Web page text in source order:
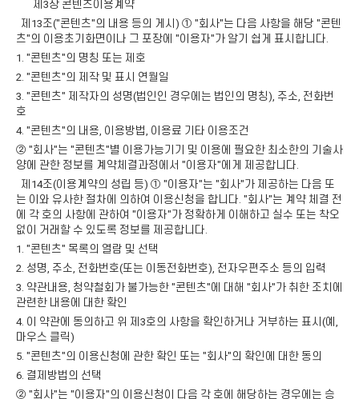
제3장 콘텐츠이용계약
제13조("콘텐츠"의 내용 등의 게시) ① "회사"는 다음 사항을 해당 "콘텐
츠"의 이용초기화면이나 그 포장에 "이용자"가 알기 쉽게 표시합니다.
1. "콘텐츠"의 명칭 또는 제호
2. "콘텐츠"의 제작 및 표시 연월일
3. "콘텐츠" 제작자의 성명(법인인 경우에는 법인의 명칭), 주소, 전화번
호
4. "콘텐츠"의 내용, 이용방법, 이용료 기타 이용조건
② "회사"는 "콘텐츠"별 이용가능기기 및 이용에 필요한 최소한의 기술사
양에 관한 정보를 계약체결과정에서 "이용자"에게 제공합니다.
제14조(이용계약의 성립 등) ① "이용자"는 "회사"가 제공하는 다음 또
는 이와 유사한 절차에 의하여 이용신청을 합니다. "회사"는 계약 체결 전
에 각 호의 사항에 관하여 "이용자"가 정확하게 이해하고 실수 또는 착오
없이 거래할 수 있도록 정보를 제공합니다.
1. "콘텐츠" 목록의 열람 및 선택
2. 성명, 주소, 전화번호(또는 이동전화번호), 전자우편주소 등의 입력
3. 약관내용, 청약철회가 불가능한 "콘텐츠"에 대해 "회사"가 취한 조치에
관련한 내용에 대한 확인
4. 이 약관에 동의하고 위 제3호의 사항을 확인하거나 거부하는 표시(예,
마우스 클릭)
5. "콘텐츠"의 이용신청에 관한 확인 또는 "회사"의 확인에 대한 동의
6. 결제방법의 선택
② "회사"는 "이용자"의 이용신청이 다음 각 호에 해당하는 경우에는 승